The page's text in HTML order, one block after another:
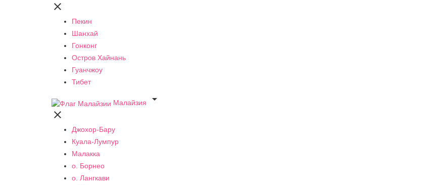

Пекин
Шанхай
Гонконг
Остров Хайнань
Гуанчжоу
Тибет
Малайзия


Джохор-Бару
Куала-Лумпур
Малакка
о. Борнео
о. Лангкави